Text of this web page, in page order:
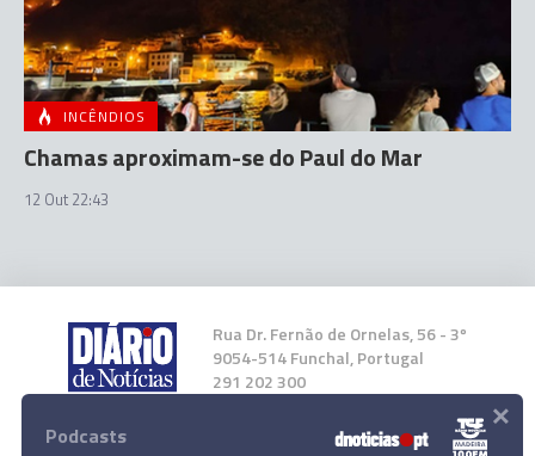
INCÊNDIOS
Chamas aproximam-se do Paul do Mar
12 Out 22:43
Rua Dr. Fernão de Ornelas, 56 - 3º
9054-514 Funchal, Portugal
291 202 300
Instale a nossa App
Podcasts ×